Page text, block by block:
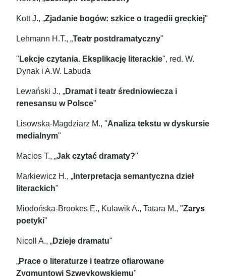
Kott J., „Zjadanie bogów: szkice o tragedii greckiej"
Lehmann H.T., „Teatr postdramatyczny"
" Lekcje czytania. Eksplikację literackie", red. W.
Dynak i A.W. Labuda
Lewański J., „Dramat i teatr średniowiecza i
renesansu w Polsce"
Lisowska-Magdziarz M., "Analiza tekstu w dyskursie
medialnym"
Macios T., „Jak czytać dramaty?"
Markiewicz H., „ Interpretacja semantyczna dzieł
literackich"
Miodońska-Brookes E., Kulawik A., Tatara M., "Zarys
poetyki"
Nicoll A., „Dzieje dramatu"
„Prace o literaturze i teatrze ofiarowane
Zygmuntowi Szweykowskiemu"